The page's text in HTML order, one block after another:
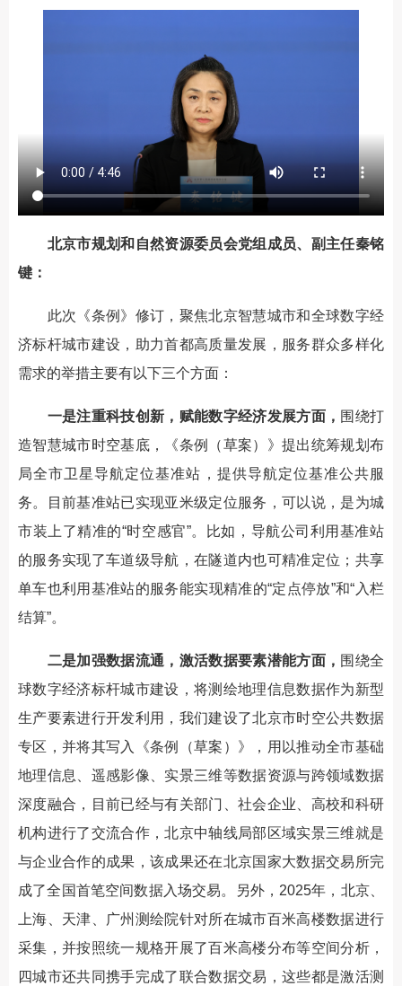
北京市规划和自然资源委员会党组成员、副主任秦铭
键：
此次《条例》修订，聚焦北京智慧城市和全球数字经
济标杆城市建设，助力首都高质量发展，服务群众多样化
需求的举措主要有以下三个方面：
一是注重科技创新，赋能数字经济发展方面， 围绕打
造智慧城市时空基底，《条例（草案）》提出统筹规划布
局全市卫星导航定位基准站，提供导航定位基准公共服
务。目前基准站已实现亚米级定位服务，可以说，是为城
市装上了精准的“时空感官”。比如，导航公司利用基准站
的服务实现了车道级导航，在隧道内也可精准定位；共享
单车也利用基准站的服务能实现精准的“定点停放”和“入栏
结算”。
二是加强数据流通，激活数据要素潜能方面， 围绕全
球数字经济标杆城市建设，将测绘地理信息数据作为新型
生产要素进行开发利用，我们建设了北京市时空公共数据
专区，并将其写入《条例（草案）》，用以推动全市基础
地理信息、遥感影像、实景三维等数据资源与跨领域数据
深度融合，目前已经与有关部门、社会企业、高校和科研
机构进行了交流合作，北京中轴线局部区域实景三维就是
与企业合作的成果，该成果还在北京国家大数据交易所完
成了全国首笔空间数据入场交易。另外，2025年，北京、
上海、天津、广州测绘院针对所在城市百米高楼数据进行
采集，并按照统一规格开展了百米高楼分布等空间分析，
四城市还共同携手完成了联合数据交易，这些都是激活测